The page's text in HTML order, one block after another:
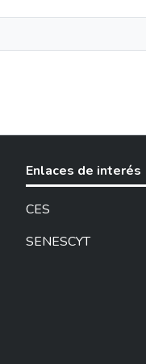
Enlaces de interés
CES
SENESCYT